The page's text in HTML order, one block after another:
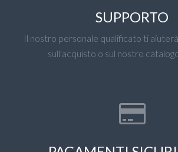
SUPPORTO
Il nostro personale qualificato ti
sull'acquisto o sul nostro